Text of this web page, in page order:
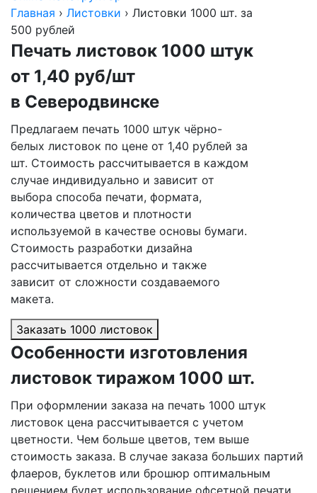
Главная › Листовки › Листовки 1000 шт. за
500 рублей
Печать листовок 1000 штук
от 1,40 руб/шт
в Северодвинске
Предлагаем печать 1000 штук чёрно-
белых листовок по цене от 1,40 рублей за
шт. Стоимость рассчитывается в каждом
случае индивидуально и зависит от
выбора способа печати, формата,
количества цветов и плотности
используемой в качестве основы бумаги.
Стоимость разработки дизайна
рассчитывается отдельно и также
зависит от сложности создаваемого
макета.
Заказать 1000 листовок
Особенности изготовления
листовок тиражом 1000 шт.
При оформлении заказа на печать 1000 штук
листовок цена рассчитывается с учетом
цветности. Чем больше цветов, тем выше
стоимость заказа. В случае заказа больших партий
флаеров, буклетов или брошюр оптимальным
решением будет использование офсетной печати.